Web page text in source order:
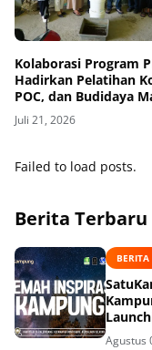
Kolaborasi Program
Hadirkan Pelatihan
POC, dan Budidaya
BSF di Selayar
Juli 21, 2026
Failed to load posts.
Berita Terbaru
BERITA
Agustus